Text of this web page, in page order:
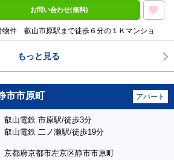
お問い合わせ(無料)
物件 叡山市原駅まで徒歩６分の１Ｋマンショ
もっと見る
市市原町 アパート
叡山電鉄 市原駅/徒歩3分
叡山電鉄 二ノ瀬駅/徒歩19分
京都府京都市左京区静市市原町